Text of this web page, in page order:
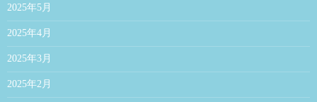
2025年5月
2025年4月
2025年3月
2025年2月